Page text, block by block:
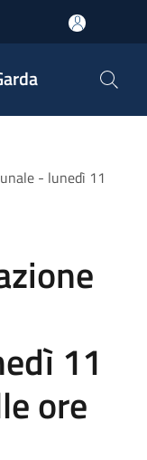
- lunedì 11
11
ore